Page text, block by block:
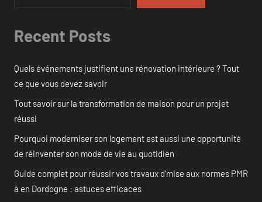
Recent Posts
Quels événements justifient une rénovation intérieure ? Tout
ce que vous devez savoir
Tout savoir sur la transformation de maison pour un projet
réussi
Pourquoi moderniser son logement est aussi une opportunité
de réinventer son mode de vie au quotidien
Guide complet pour réussir vos travaux d’mise aux normes PMR
à en Dordogne : astuces efficaces